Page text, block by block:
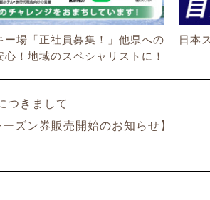
ー場「正社員募集！」他県への
！地域のスペシャリストに！
日本
つきまして
ズン券販売開始のお知らせ】